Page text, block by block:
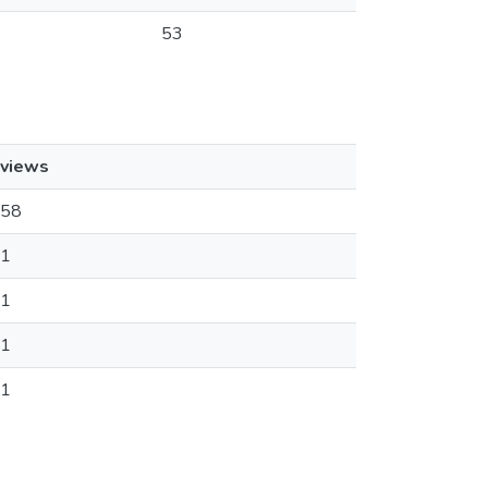
53
views
58
1
1
1
1